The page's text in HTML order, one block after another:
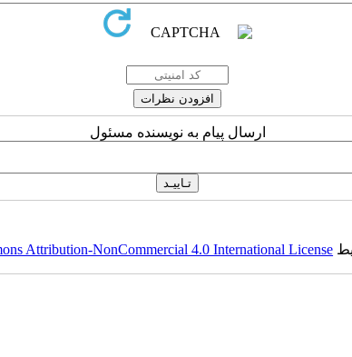
ارسال پیام به نویسنده مسئول
Attribution-NonCommercial 4.0 International License